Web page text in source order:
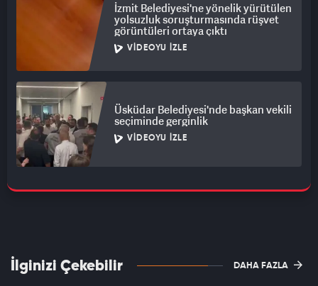
İzmit Belediyesi'ne yönelik yürütülen
yolsuzluk soruşturmasında rüşvet
görüntüleri ortaya çıktı
VIDEOYU İZLE
Üsküdar Belediyesi'nde başkan vekili
seçiminde gerginlik
VIDEOYU İZLE
İlginizi Çekebilir DAHA FAZLA